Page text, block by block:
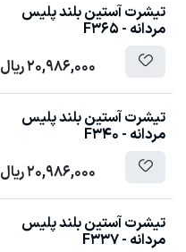
تیشرت آستین بلند پلیس
مردانه - F365
20,986,000ریال
تیشرت آستین بلند پلیس
مردانه - F340
20,986,000ریال
تیشرت آستین بلند پلیس
مردانه - F337